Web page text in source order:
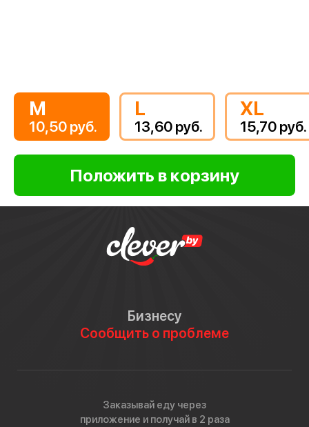
M
10,50 руб.
L
13,60 руб.
XL
15,70 руб.
Бизнесу
Сообщить о проблеме
Заказывай еду через
приложение и получай в 2 раза